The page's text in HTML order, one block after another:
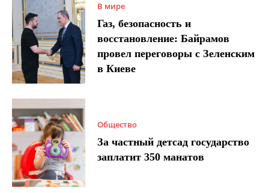
В мире
Газ, безопасность и
восстановление: Байрамов
провел переговоры с Зеленским
в Киеве
Общество
За частный детсад государство
заплатит 350 манатов